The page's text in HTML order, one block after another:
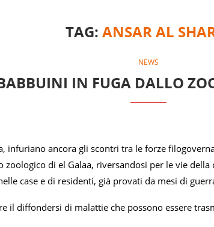
TAG: ANSAR AL
NEWS
IN FUGA DALLO
infuriano ancora gli scontri tra le forze
di el Galaa, riversandosi per le vie
case e di residenti, già provati da mesi di
il diffondersi di malattie che possono essere